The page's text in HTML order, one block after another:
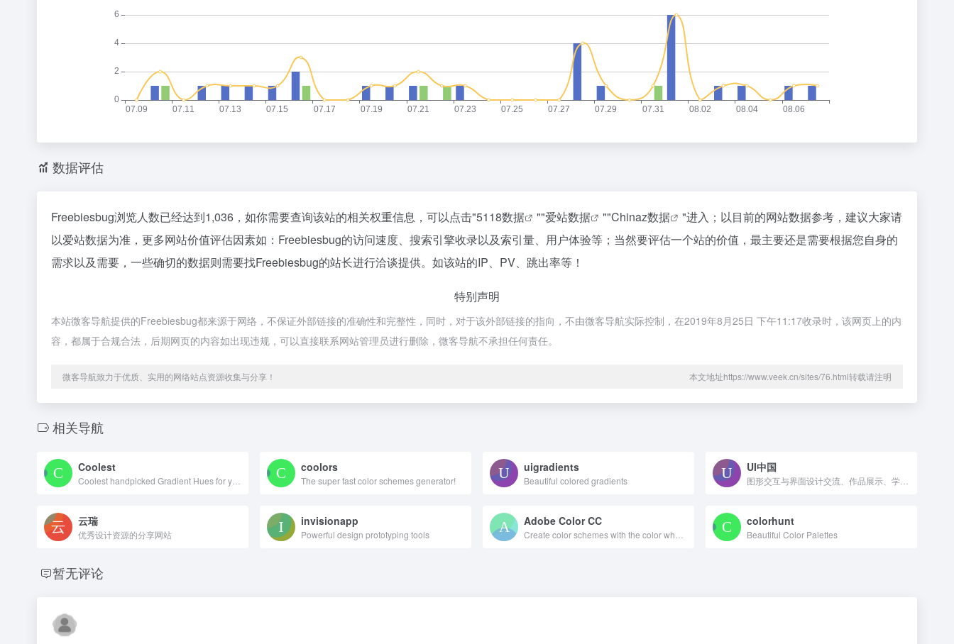
数据评估
Freebiesbug浏览人数已经达到1,036，如你需要查询该站的相关权重信息，可以点击"5118数据 ""爱站数据 ""Chinaz数据
"进入；以目前的网站数据参考，建议大家请
以爱站数据为准，更多网站价值评估因素如：Freebiesbug的访问速度、搜索引擎收录以及索引量、用户体验等；当然要评估一个站的价值，最主要还是需要根据您自身的
需求以及需要，一些确切的数据则需要找Freebiesbug的站长进行洽谈提供。如该站的IP、PV、跳出率等！
特别声明
本站微客导航提供的Freebiesbug都来源于网络，不保证外部链接的准确性和完整性，同时，对于该外部链接的指向，不由微客导航实际控制，在2019年8月25日 下午11:17收录时，该网页上的内
容，都属于合规合法，后期网页的内容如出现违规，可以直接联系网站管理员进行删除，微客导航不承担任何责任。
微客导航致力于优质、实用的网络站点资源收集与分享！ 本文地址https://www.veek.cn/sites/76.html转载请注明
相关导航
Coolest coolors
The super fast color schemes generator!
uigradients
Beautiful colored gradients
UI中国
云瑞
优秀设计资源的分享网站
invisionapp
Powerful design prototyping tools
Adobe Color CC colorhunt
Beautiful Color Palettes
暂无评论